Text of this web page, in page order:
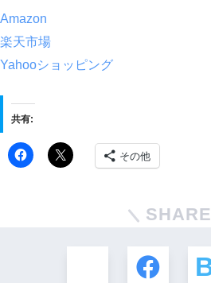
Amazon
楽天市場
Yahooショッピング
共有:
その他
SHARE